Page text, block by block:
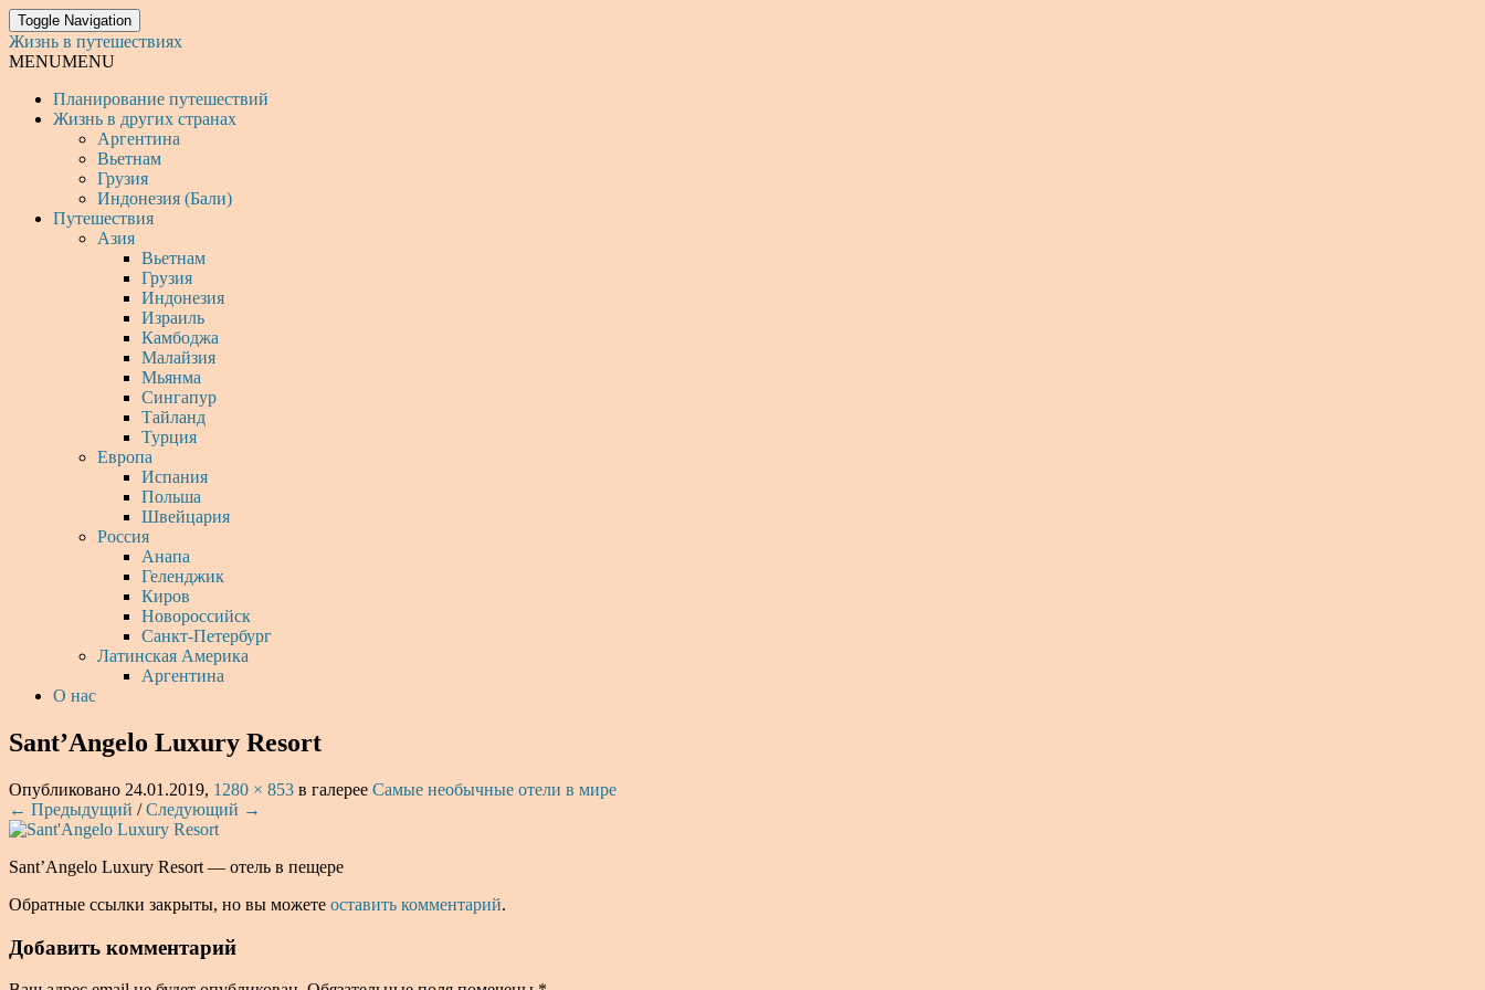
Toggle Navigation
Жизнь в путешествиях
MENUMENU
Планирование путешествий
Жизнь в других странах
Аргентина
Вьетнам
Грузия
Индонезия (Бали)
Путешествия
Азия
Вьетнам
Грузия
Индонезия
Израиль
Камбоджа
Малайзия
Мьянма
Сингапур
Тайланд
Турция
Европа
Испания
Польша
Швейцария
Россия
Анапа
Геленджик
Киров
Новороссийск
Санкт-Петербург
Латинская Америка
Аргентина
О нас
Sant’Angelo Luxury Resort
Опубликовано 24.01.2019, 1280 × 853 в галерее Самые необычные отели в мире
← Предыдущий /Следующий →
Sant’Angelo Luxury Resort — отель в пещере
Обратные ссылки закрыты, но вы можете оставить комментарий.
Добавить комментарий